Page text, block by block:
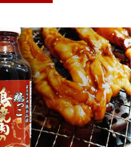
取り寄せご注文